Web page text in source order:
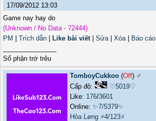
17/09/2012 13:03
Game nay hay do
(Unknown / No Data - 72444)
PM
Trích dẫn Like bài viết| Sửa| Xóa| Báo cáo
Số phận trớ trêu
TomboyCukkoo (Off) ♂️
Cấp độ:
♡5019♡
Like: 176/3601
Online: ✨7/5379✨
Hỏa Løng ⚡4/123⚡